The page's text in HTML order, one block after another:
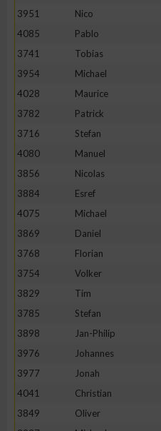
3951
Nico
4085
Pablo
3741
Tobias
3954
Michael
4028
Maurice
3782
Patrick
3716
Stefan
4080
Manuel
3856
Nicolas
3884
Esref
4075
Michael
3869
Daniel
3768
Florian
3754
Volker
3829
Tim
3785
Stefan
3898
Jan-Philip
3976
Johannes
3977
Jonah
4041
Christian
3849
Oliver
Entwicklung und
IAB-Besonderheiten:
Geräte anhand von aktiv
Nicht-IAB-Verarbeitungszwecke:
Notwendig
Performance
Funktional